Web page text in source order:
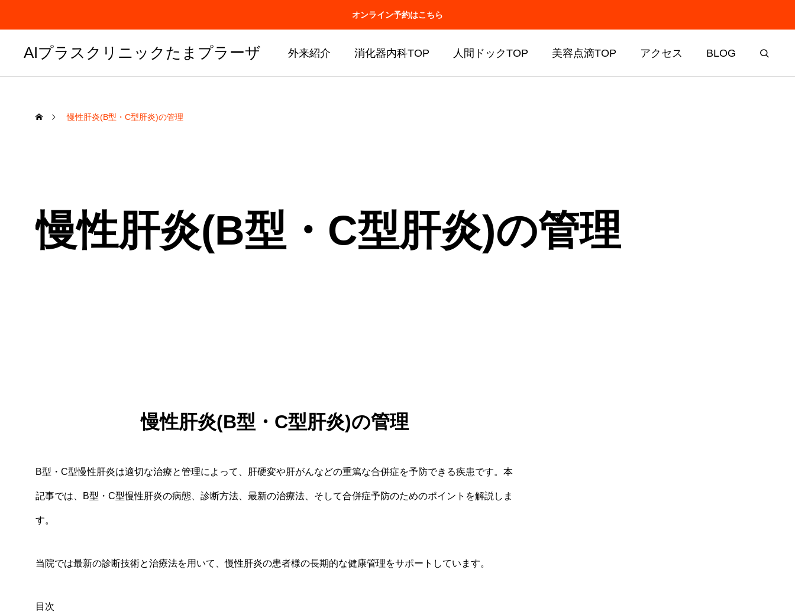
オンライン予約はこちら
AIプラスクリニックたまプラーザ 外来紹介 消化器内科TOP 人間ドックTOP 美容点滴TOP アクセス BLOG
慢性肝炎(B型・C型肝炎)の管理
慢性肝炎(B型・C型肝炎)の管理
慢性肝炎(B型・C型肝炎)の管理
B型・C型慢性肝炎は適切な治療と管理によって、肝硬変や肝がんなどの重篤な合併症を予防できる疾患です。本
記事では、B型・C型慢性肝炎の病態、診断方法、最新の治療法、そして合併症予防のためのポイントを解説しま
す。
当院では最新の診断技術と治療法を用いて、慢性肝炎の患者様の長期的な健康管理をサポートしています。
目次